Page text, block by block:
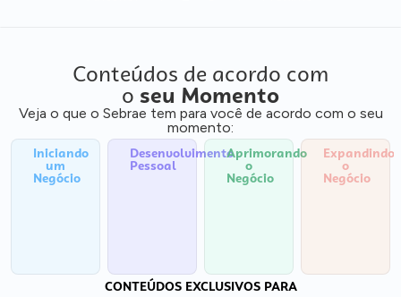
Conteúdos de acordo com
o seu Momento
Veja o que o Sebrae tem para você de acordo com o seu
momento:
Iniciando
um
Negócio
Desenvolvimento
Pessoal
Aprimorando
o
Negócio
Expandindo
o
Negócio
CONTEÚDOS EXCLUSIVOS PARA